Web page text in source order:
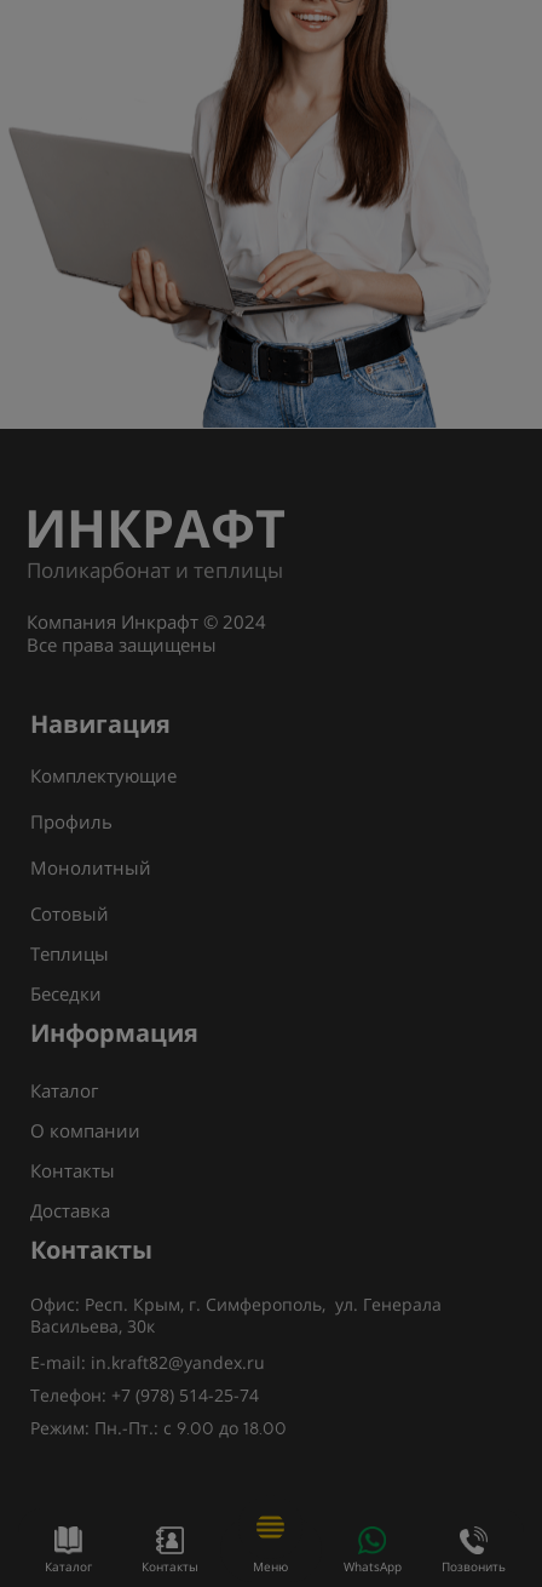
Каталог Контакты Меню WhatsApp Позвонить
ИНКРАФТ
Поликарбонат и теплицы
Компания Инкрафт © 2024
Все права защищены
Навигация
Комплектующие
Профиль
Монолитный
Сотовый
Теплицы
Беседки
Информация
Каталог
О компании
Контакты
Доставка
Контакты
Офис: Респ. Крым, г. Симферополь, ул. Генерала
Васильева, 30к
E-mail: in.kraft82@yandex.ru
Телефон: +7 (978) 514-25-74
Режим: Пн.-Пт.: с 9.00 до 18.00